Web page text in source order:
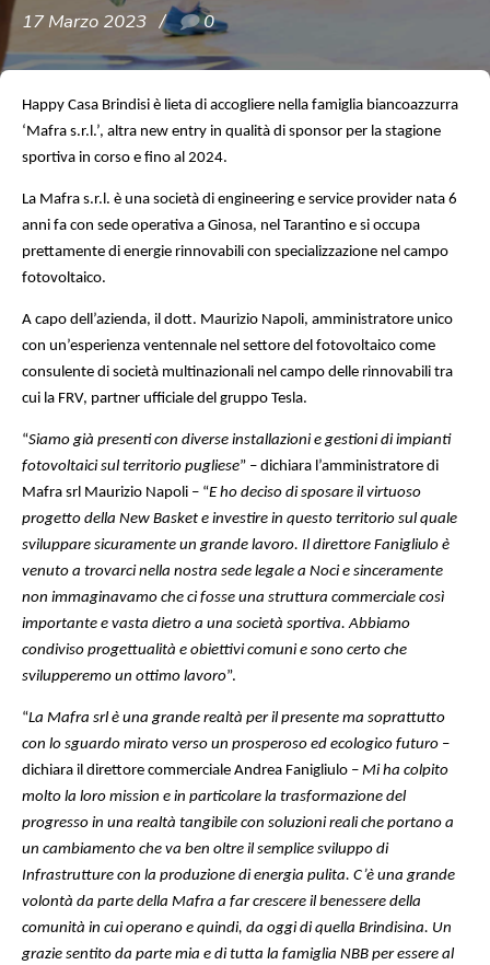
17 Marzo 2023 0
Happy Casa Brindisi è lieta di accogliere nella famiglia biancoazzurra
‘Mafra s.r.l.’, altra new entry in qualità di sponsor per la stagione
sportiva in corso e fino al 2024.
La Mafra s.r.l. è una società di engineering e service provider nata 6
anni fa con sede operativa a Ginosa, nel Tarantino e si occupa
prettamente di energie rinnovabili con specializzazione nel campo
fotovoltaico.
A capo dell’azienda, il dott. Maurizio Napoli, amministratore unico
con un’esperienza ventennale nel settore del fotovoltaico come
consulente di società multinazionali nel campo delle rinnovabili tra
cui la FRV, partner ufficiale del gruppo Tesla.
“Siamo già presenti con diverse installazioni e gestioni di impianti
fotovoltaici sul territorio pugliese” – dichiara l’amministratore di
Mafra srl Maurizio Napoli – “E ho deciso di sposare il virtuoso
progetto della New Basket e investire in questo territorio sul quale
sviluppare sicuramente un grande lavoro. Il direttore Fanigliulo è
venuto a trovarci nella nostra sede legale a Noci e sinceramente
non immaginavamo che ci fosse una struttura commerciale così
importante e vasta dietro a una società sportiva. Abbiamo
condiviso progettualità e obiettivi comuni e sono certo che
svilupperemo un ottimo lavoro”.
“La Mafra srl è una grande realtà per il presente ma soprattutto
con lo sguardo mirato verso un prosperoso ed ecologico futuro –
dichiara il direttore commerciale Andrea Fanigliulo – Mi ha colpito
molto la loro mission e in particolare la trasformazione del
progresso in una realtà tangibile con soluzioni reali che portano a
un cambiamento che va ben oltre il semplice sviluppo di
Infrastrutture con la produzione di energia pulita. C’è una grande
volontà da parte della Mafra a far crescere il benessere della
comunità in cui operano e quindi, da oggi di quella Brindisina. Un
grazie sentito da parte mia e di tutta la famiglia NBB per essere al